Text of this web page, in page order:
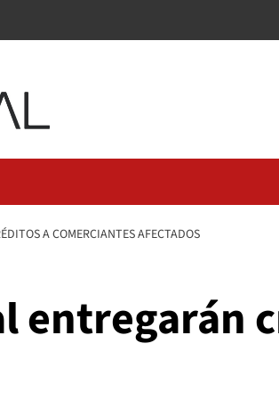
A COMERCIANTES AFECTADOS
entregarán